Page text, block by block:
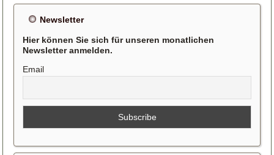
Newsletter
Hier können Sie sich für unseren monatlichen
Newsletter anmelden.
Email